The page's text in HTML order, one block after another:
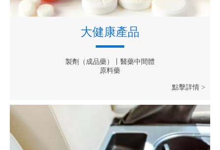
大健康產品
製劑（成品藥）丨醫藥中間體
原料藥
點擊詳情 >